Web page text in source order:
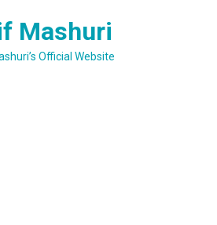
Mashuri
Official Website